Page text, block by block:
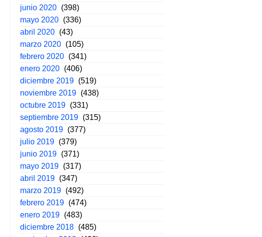
junio 2020 (398)
mayo 2020 (336)
abril 2020 (43)
marzo 2020 (105)
febrero 2020 (341)
enero 2020 (406)
diciembre 2019 (519)
noviembre 2019 (438)
octubre 2019 (331)
septiembre 2019 (315)
agosto 2019 (377)
julio 2019 (379)
junio 2019 (371)
mayo 2019 (317)
abril 2019 (347)
marzo 2019 (492)
febrero 2019 (474)
enero 2019 (483)
diciembre 2018 (485)